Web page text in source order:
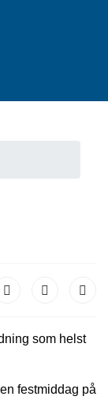
som helst
festmiddag på